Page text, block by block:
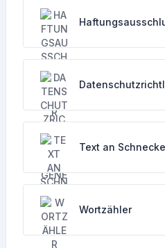
Text an Schnecke
Wortzähler